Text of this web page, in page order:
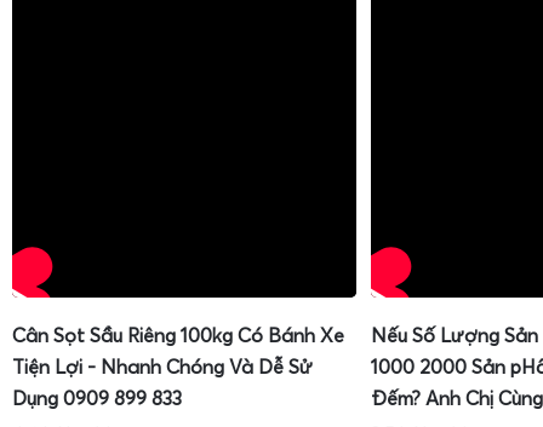
Cân Sọt Sầu Riêng 100kg Có Bánh Xe
Tiện Lợi - Nhanh Chóng Và Dễ Sử
Dụng 0909 899 833
Nếu Số Lượng
1000 2000 Sản
Đếm? Anh Chị